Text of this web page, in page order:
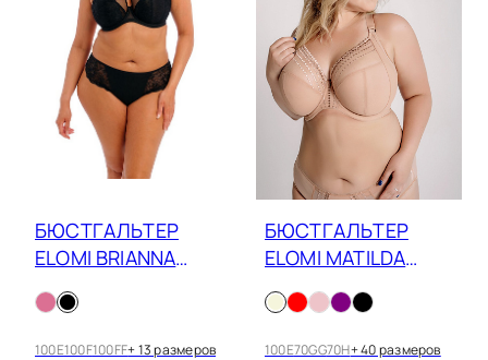
БЮСТГАЛЬТЕР
ELOMI BRIANNA
100E100F100FF+ 13 размеров
БЮСТГАЛЬТЕР
ELOMI MATILDA
100E70GG70H+ 40 размеров